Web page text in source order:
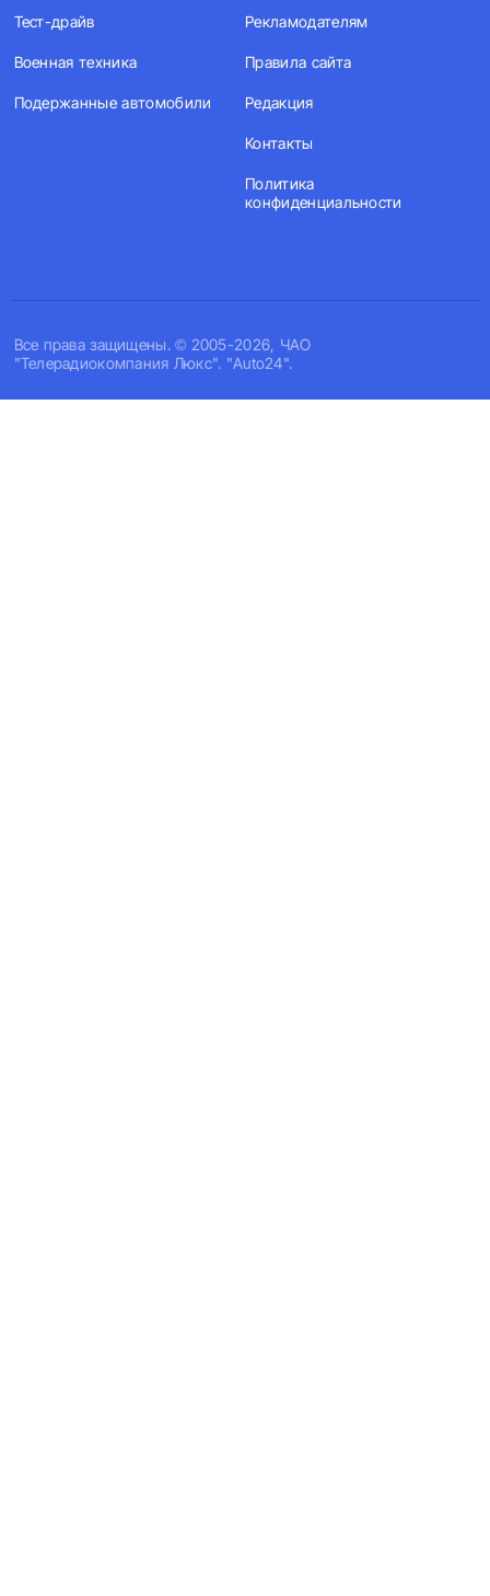
Все права защищены. © 2005-2026, ЧАО
"Телерадиокомпания Люкс". "Auto24".
Тест-драйв
Военная техника
Подержанные автомобили
Рекламодателям
Правила сайта
Редакция
Контакты
Политика
конфиденциальности